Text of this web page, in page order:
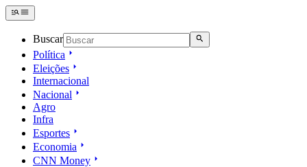
Buscar
Política
Eleições
Internacional
Nacional
Agro
Infra
Esportes
Economia
CNN Money